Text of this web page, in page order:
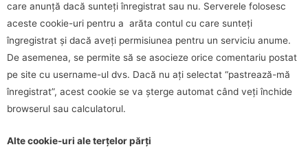
care anunță dacă sunteți înregistrat sau nu. Serverele folosesc
aceste cookie-uri pentru a arăta contul cu care sunteți
îngregistrat și dacă aveți permisiunea pentru un serviciu anume.
De asemenea, se permite să se asocieze orice comentariu postat
pe site cu username-ul dvs. Dacă nu ați selectat “pastrează-mă
înregistrat”, acest cookie se va șterge automat când veți închide
browserul sau calculatorul.
Alte cookie-uri ale terțelor părți